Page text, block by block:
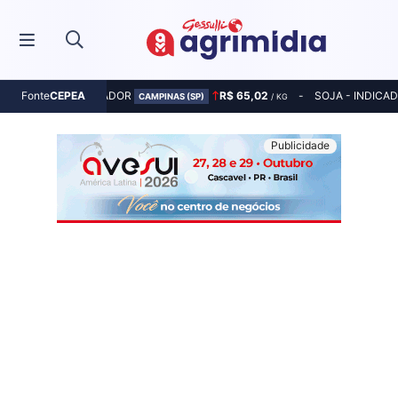
FonteCEPEA
MILHO - INDICADOR CAMPINAS (SP) R$ 65,02 / KG SOJA -